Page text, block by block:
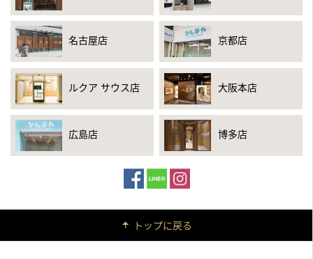
名古屋店 京都店
ルクア サウス店 大阪本店
広島店 博多店
トップに戻る